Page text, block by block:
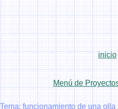
.
inicio
Menú de
Tema: funcionamiento de una